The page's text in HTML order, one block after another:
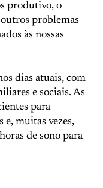
produtivo, o
problemas
às nossas
dias atuais, com
e sociais. As
para
e, muitas vezes,
de sono para